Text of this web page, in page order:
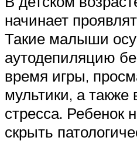
начинает
Такие малыши
аутодепиляцию
время игры,
мультики, а также
стресса. Ребенок
скрыть